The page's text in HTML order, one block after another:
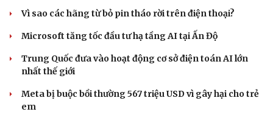
Âm nhạc
Sao Việt
Vì sao các hãng từ bỏ pin tháo rời trên điện thoại?
Microsoft tăng tốc đầu tư hạ tầng AI tại Ấn Độ
Trung Quốc đưa vào hoạt động cơ sở điện toán AI lớn
nhất thế giới
Meta bị buộc bồi thường 567 triệu USD vì gây hại cho trẻ
em